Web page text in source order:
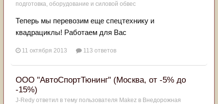
подготовка, оборудование и силовой обвес
Теперь мы перевозим еще спецтехнику и
квадрациклы! Работаем для Вас
11 октября 2013 113 ответов
ООО "АвтоСпортТюнинг" (Москва, от -5% до
-15%)
J-Redy ответил в тему пользователя Makez в Внедорожная